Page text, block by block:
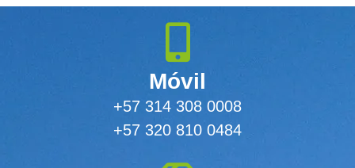
Móvil
+57 314 308 0008
+57 320 810 0484